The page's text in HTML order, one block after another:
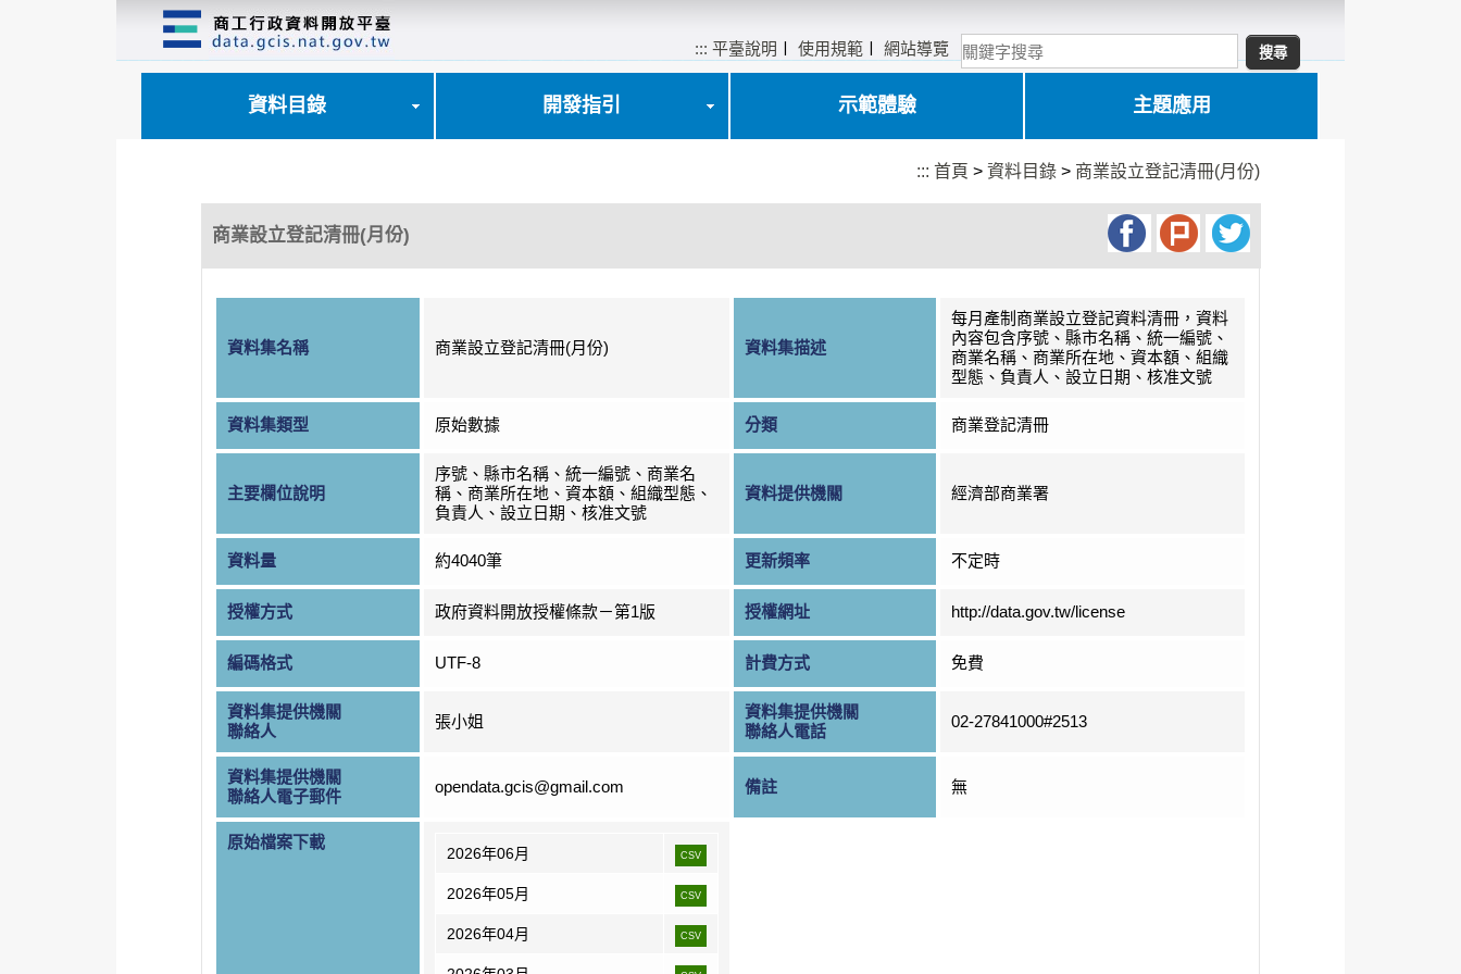
::: 平臺說明 〡使用規範 〡網站導覽
資料目錄 開發指引 示範體驗 主題應用
::: 首頁 >資料目錄 > 商業設立登記清冊(月份)
商業設立登記清冊(月份)
資料集名稱 商業設立登記清冊(月份) 資料集描述
每月產制商業設立登記資料清冊，資料
內容包含序號、縣市名稱、統一編號、
商業名稱、商業所在地、資本額、組織
型態、負責人、設立日期、核准文號
資料集類型 原始數據 分類 商業登記清冊
主要欄位說明
序號、縣市名稱、統一編號、商業名
稱、商業所在地、資本額、組織型態、
負責人、設立日期、核准文號
資料提供機關 經濟部商業署
資料量 約4040筆 更新頻率 不定時
授權方式 政府資料開放授權條款－第1版 授權網址 http://data.gov.tw/license
編碼格式 UTF-8 計費方式 免費
資料集提供機關
聯絡人
張小姐
資料集提供機關
聯絡人電話
02-27841000#2513
資料集提供機關
聯絡人電子郵件
opendata.gcis@gmail.com 備註 無
原始檔案下載
2026年06月 CSV
2026年05月 CSV
2026年04月 CSV